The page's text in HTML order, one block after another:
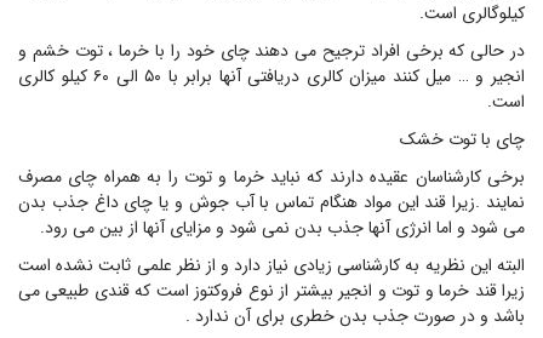
کیلوگالری است.
در حالی که برخی افراد ترجیح می دهند چای خود را با خرما ، توت خشم و
انجیر و … میل کنند میزان کالری دریافتی آنها برابر با ۵۰ الی ۶۰ کیلو کالری
است.
چای با توت خشک
برخی کارشناسان عقیده دارند که نباید خرما و توت را به همراه چای مصرف
نمایند .زیرا قند این مواد هنگام تماس با آب جوش و یا چای داغ جذب بدن
می شود و اما انرژی آنها جذب بدن نمی شود و مزایای آنها از بین می رود.
البته این نظریه به کارشناسی زیادی نیاز دارد و از نظر علمی ثابت نشده است
زیرا قند خرما و توت و انجیر بیشتر از نوع فروکتوز است که قندی طبیعی می
باشد و در صورت جذب بدن خطری برای آن ندارد .